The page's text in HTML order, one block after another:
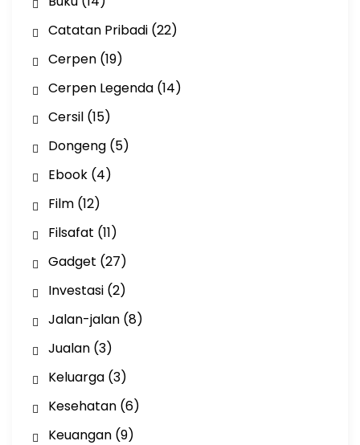
Catatan Pribadi(22)
Cerpen(19)
Cerpen Legenda(14)
Cersil(15)
Dongeng(5)
Ebook(4)
Film(12)
Filsafat (11)
Gadget (27)
Investasi(2)
Jalan-jalan(8)
Jualan(3)
Keluarga(3)
Kesehatan(6)
Keuangan(9)